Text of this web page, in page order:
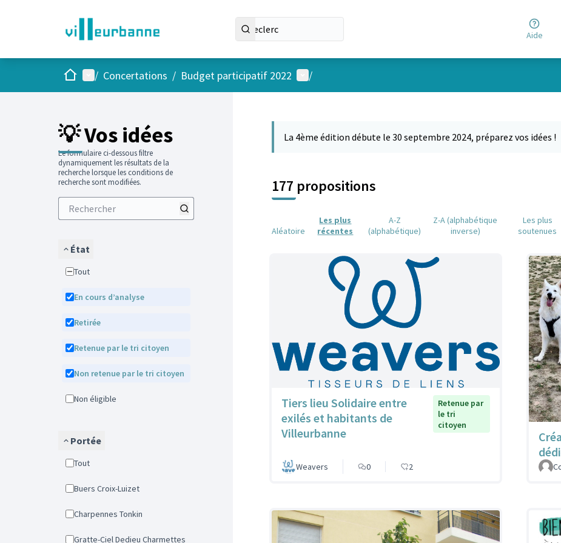
Aide
AccueilMenu principal
/ Concertations / Budget participatif 2022 Menu utilisateur
/
💡 Vos idées
Le formulaire ci-dessous filtre
dynamiquement les résultats de la
recherche lorsque les conditions de
recherche sont modifiées.
État
Tout
En cours d’analyse
Retirée
Retenue par le tri citoyen
Non retenue par le tri citoyen
Non éligible
Portée
Tout
Buers Croix-Luizet
Charpennes Tonkin
Gratte-Ciel Dedieu Charmettes
La 4ème édition débute le 30 septembre 2024, préparez vos idées !
177 propositions
Aléatoire
Les plus
récentes
A-Z
(alphabétique)
Z-A (alphabétique
inverse)
Les plus
soutenues
Tiers lieu Solidaire entre
exilés et habitants de
Villeurbanne
Retenue par
le tri
citoyen
Weavers 0 2